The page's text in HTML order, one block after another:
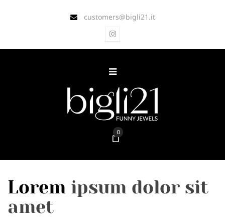
customers@bigli21.it
0
Lorem ipsum dolor sit
amet